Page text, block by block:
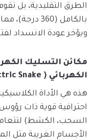
الطرق التقليدية، بل
بالكامل (360
ويؤخر عودة الانسداد
مكائن التسليك
الكهربائي ( Electric Snake)
هذه هي الأداة
احترافية قوية ذات
السحب، الكشط)
الأجسام الغريبة مثل